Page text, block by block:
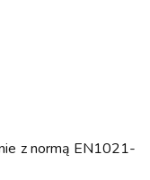
z normą EN1021-